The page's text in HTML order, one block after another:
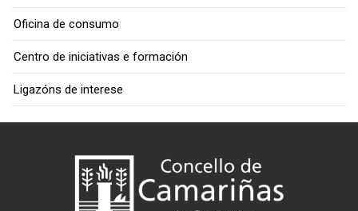
Oficina de consumo
Centro de iniciativas e formación
Ligazóns de interese